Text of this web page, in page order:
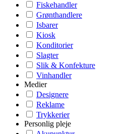
Fiskehandler
Grønthandlere
Isbarer
Kiosk
Konditorier
Slagter
Slik & Konfekture
Vinhandler
Medier
Designere
Reklame
Trykkerier
Personlig pleje